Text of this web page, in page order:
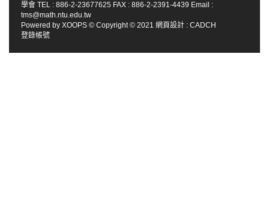
學會 TEL : 886-2-23677625 FAX : 886-2-2391-4439 Email :
tms@math.ntu.edu.tw
Powered by XOOPS © Copyright © 2021 網頁設計 : CADCH
登錄帳號